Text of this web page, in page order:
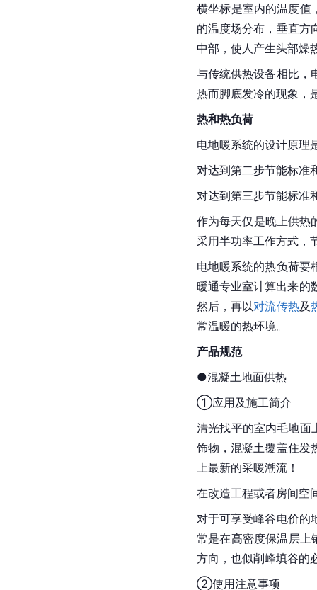
横坐标是室内的温度值
的温度场分布，垂直方
中部，使人产生头部燥
与传统供热设备相比，
热而脚底发冷的现象，
热和热负荷
电地暖系统的设计原理
对达到第二步节能标准
对达到第三步节能标准
作为每天仅是晚上供热
采用半功率工作方式，
电地暖系统的热负荷要
暖通专业室计算出来的
然后，再以对流传热及
常温暖的热环境。
产品规范
●混凝土地面供热
①应用及施工简介
清光找平的室内毛地
饰物，混凝土覆盖住发
上最新的采暖潮流！
在改造工程或者房间空
对于可享受峰谷电价的
常是在高密度保温层
方向，也似削峰填谷的
②使用注意事项